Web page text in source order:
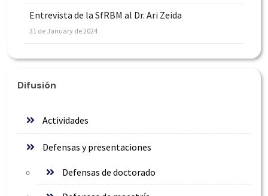
Entrevista de la SfRBM al Dr. Ari Zeida
31 de January de 2024
Difusión
Actividades
Defensas y presentaciones
Defensas de doctorado